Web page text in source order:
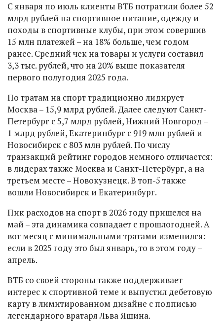
С января по июль клиенты ВТБ потратили более 52
млрд рублей на спортивное питание, одежду и
походы в спортивные клубы, при этом совершив
15 млн платежей – на 18% больше, чем годом
ранее. Средний чек на товары и услуги составил
3,3 тыс. рублей, что на 20% выше показателя
первого полугодия 2025 года.
По тратам на спорт традиционно лидирует
Москва – 15,9 млрд рублей. Далее следуют Санкт-
Петербург с 5,7 млрд рублей, Нижний Новгород –
1 млрд рублей, Екатеринбург с 919 млн рублей и
Новосибирск с 803 млн рублей. По числу
транзакций рейтинг городов немного отличается:
в лидерах также Москва и Санкт-Петербург, а на
третьем месте – Новокузнецк. В топ-5 также
вошли Новосибирск и Екатеринбург.
Пик расходов на спорт в 2026 году пришелся на
май – эта динамика совпадает с прошлогодней. А
вот месяц с минимальными тратами изменился:
если в 2025 году это был январь, то в этом году –
апрель.
ВТБ со своей стороны также поддерживает
интерес к спортивной теме и выпустил дебетовую
карту в лимитированном дизайне с подписью
легендарного вратаря Льва Яшина.